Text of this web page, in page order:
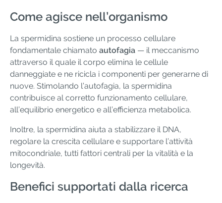
Come agisce nell’organismo
La spermidina sostiene un processo cellulare
fondamentale chiamato autofagia — il meccanismo
attraverso il quale il corpo elimina le cellule
danneggiate e ne ricicla i componenti per generarne di
nuove. Stimolando l’autofagia, la spermidina
contribuisce al corretto funzionamento cellulare,
all’equilibrio energetico e all’efficienza metabolica.
Inoltre, la spermidina aiuta a stabilizzare il DNA,
regolare la crescita cellulare e supportare l’attività
mitocondriale, tutti fattori centrali per la vitalità e la
longevità.
Benefici supportati dalla ricerca